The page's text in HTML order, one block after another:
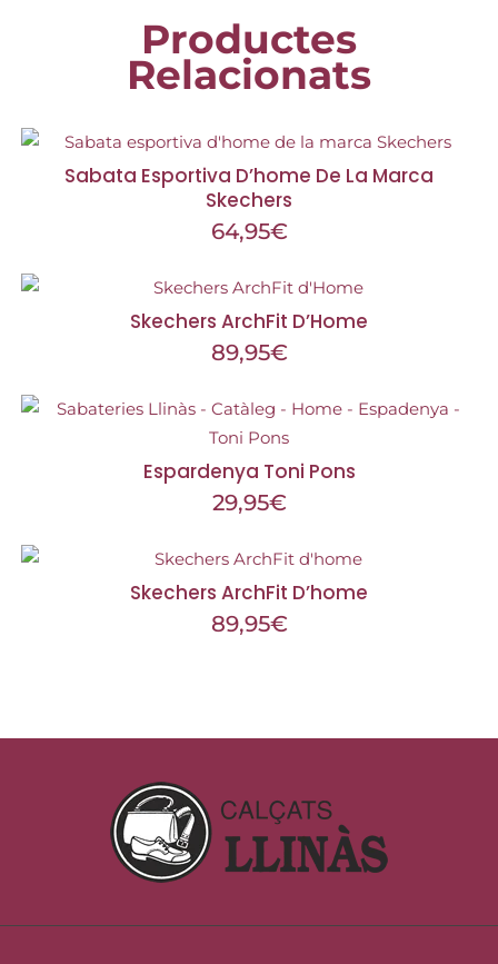
Productes
Relacionats
Sabata Esportiva D’home De La Marca
Skechers
64,95€
Skechers ArchFit D’Home
89,95€
Espardenya Toni Pons
29,95€
Skechers ArchFit D’home
89,95€